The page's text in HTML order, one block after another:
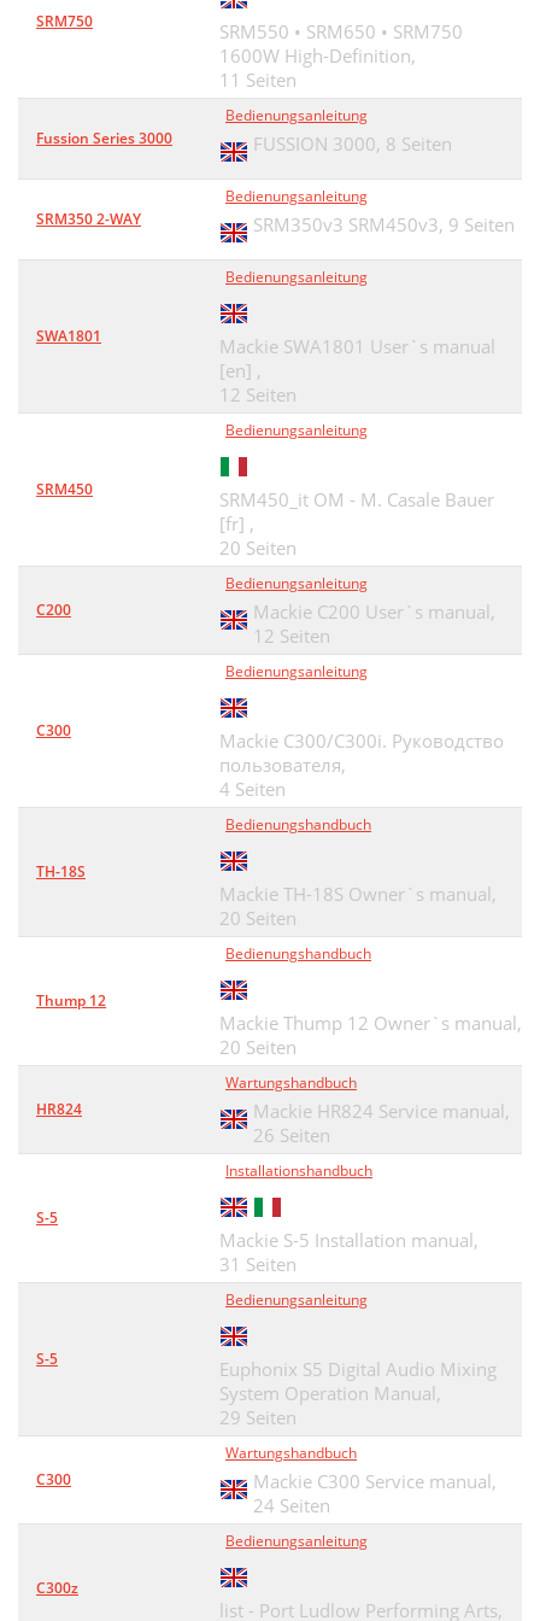
SRM750
SRM550 • SRM650 • SRM750
1600W High-Definition,
11 Seiten
Fussion Series 3000
Bedienungsanleitung
FUSSION 3000, 8 Seiten
SRM350 2-WAY
Bedienungsanleitung
SRM350v3 SRM450v3, 9 Seiten
SWA1801
Bedienungsanleitung
Mackie SWA1801 User`s manual
[en] ,
12 Seiten
SRM450
Bedienungsanleitung
SRM450_it OM - M. Casale Bauer
[fr] ,
20 Seiten
C200
Bedienungsanleitung
Mackie C200 User`s manual,
12 Seiten
C300
Bedienungsanleitung
Mackie С300/С300i. Руководство
пользователя,
4 Seiten
TH-18S
Bedienungshandbuch
Mackie TH-18S Owner`s manual,
20 Seiten
Thump 12
Bedienungshandbuch
Mackie Thump 12 Owner`s manual,
20 Seiten
HR824
Wartungshandbuch
Mackie HR824 Service manual,
26 Seiten
S-5
Installationshandbuch
Mackie S-5 Installation manual,
31 Seiten
S-5
Bedienungsanleitung
Euphonix S5 Digital Audio Mixing
System Operation Manual,
29 Seiten
C300
Wartungshandbuch
Mackie C300 Service manual,
24 Seiten
C300z
Bedienungsanleitung
list - Port Ludlow Performing Arts,